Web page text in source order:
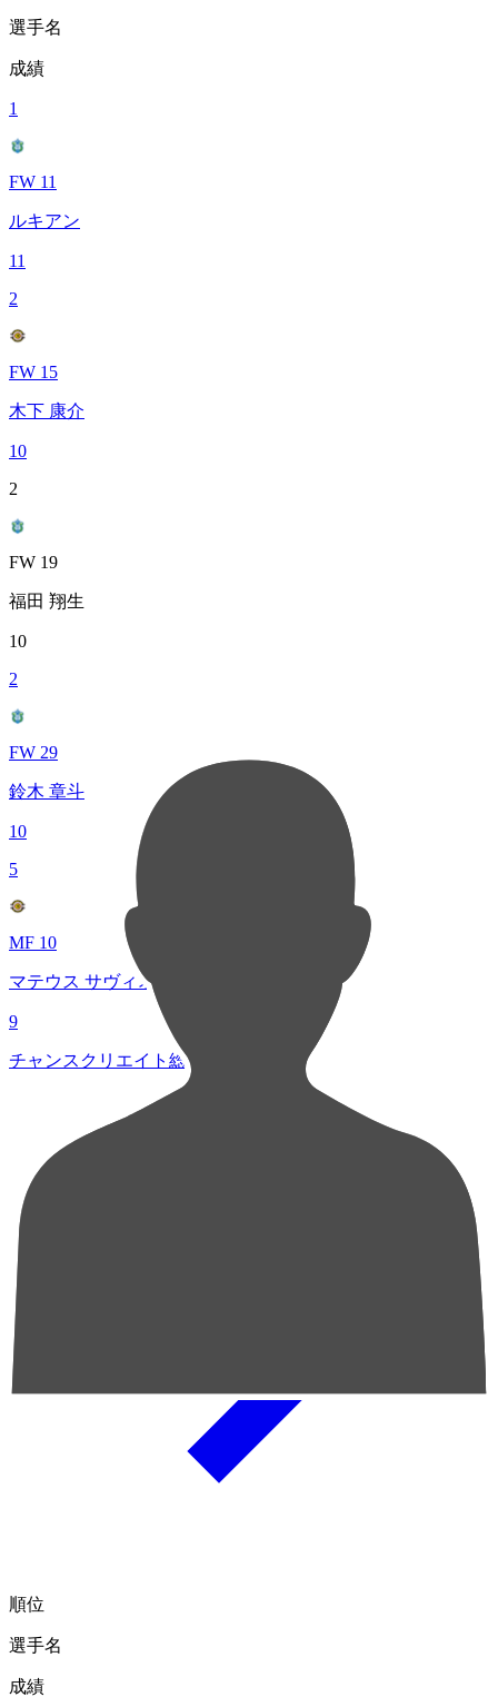
選手名
成績
1
FW 11
ルキアン
11
2
FW 15
木下 康介
10
2
FW 19
福田 翔生
10
2
FW 29
鈴木 章斗
10
5
MF 10
マテウス サヴィオ
9
チャンスクリエイト総数
順位
選手名
成績